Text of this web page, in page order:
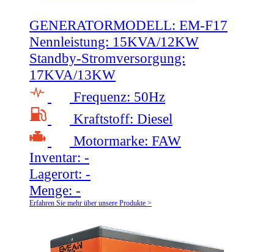
GENERATORMODELL: EM-F17
Nennleistung: 15KVA/12KW
Standby-Stromversorgung:
17KVA/13KW
Frequenz: 50Hz
Kraftstoff: Diesel
Motormarke: FAW
Inventar: -
Lagerort: -
Menge: -
Erfahren Sie mehr über unsere Produkte >